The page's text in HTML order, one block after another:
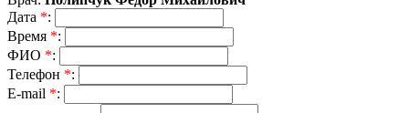
Дата *:
Время *:
ФИО *:
Телефон *:
E-mail *: